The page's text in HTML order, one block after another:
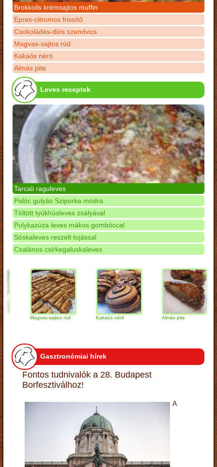
Brokkolis krémsajtos muffin
Epres-citromos frissítő
Csokoládés-diós szendvics
Magvas-sajtos rúd
Kakaós néró
Almás pite
Leves receptek
Tarcali raguleves
Palóc gulyás Sziporka módra
Töltött tyúkhúsleves zsályával
Pulykazúza leves mákos gombóccal
Sóskaleves reszelt tojással
Csalános csirkegaluskaleves
Magvas-sajtos rúd Kakaós néró Almás pite
Gasztronómiai hírek
Fontos tudnivalók a 28. Budapest
Borfesztiválhoz!
A